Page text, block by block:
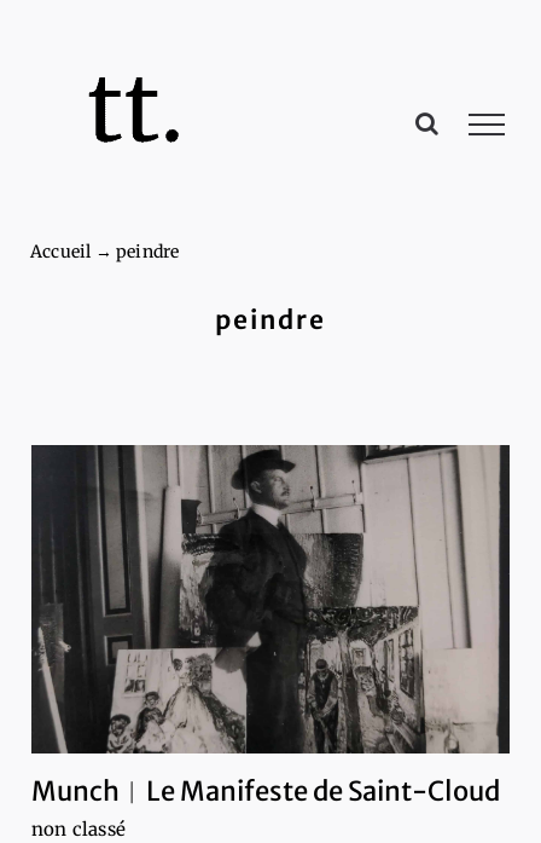
Accueil → peindre
peindre
Munch︱Le Manifeste de Saint-Cloud
non classé